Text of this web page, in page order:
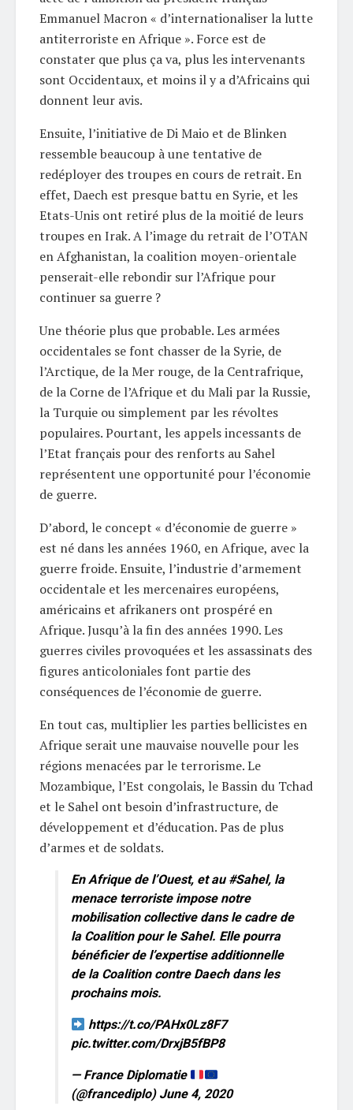
Emmanuel Macron « d’internationaliser la lutte
antiterroriste en Afrique ». Force est de
constater que plus ça va, plus les intervenants
sont Occidentaux, et moins il y a d’Africains qui
donnent leur avis.
Ensuite, l’initiative de Di Maio et de Blinken
ressemble beaucoup à une tentative de
redéployer des troupes en cours de retrait. En
effet, Daech est presque battu en Syrie, et les
Etats-Unis ont retiré plus de la moitié de leurs
troupes en Irak. A l’image du retrait de l’OTAN
en Afghanistan, la coalition moyen-orientale
penserait-elle rebondir sur l’Afrique pour
continuer sa guerre ?
Une théorie plus que probable. Les armées
occidentales se font chasser de la Syrie, de
l’Arctique, de la Mer rouge, de la Centrafrique,
de la Corne de l’Afrique et du Mali par la Russie,
la Turquie ou simplement par les révoltes
populaires. Pourtant, les appels incessants de
l’Etat français pour des renforts au Sahel
représentent une opportunité pour l’économie
de guerre.
D’abord, le concept « d’économie de guerre »
est né dans les années 1960, en Afrique, avec la
guerre froide. Ensuite, l’industrie d’armement
occidentale et les mercenaires européens,
américains et afrikaners ont prospéré en
Afrique. Jusqu’à la fin des années 1990. Les
guerres civiles provoquées et les assassinats des
figures anticoloniales font partie des
conséquences de l’économie de guerre.
En tout cas, multiplier les parties bellicistes en
Afrique serait une mauvaise nouvelle pour les
régions menacées par le terrorisme. Le
Mozambique, l’Est congolais, le Bassin du Tchad
et le Sahel ont besoin d’infrastructure, de
développement et d’éducation. Pas de plus
d’armes et de soldats.
En Afrique de l’Ouest, et au #Sahel, la
menace terroriste impose notre
mobilisation collective dans le cadre de
la Coalition pour le Sahel. Elle pourra
bénéficier de l’expertise additionnelle
de la Coalition contre Daech dans les
prochains mois.
https://t.co/PAHx0Lz8F7
pic.twitter.com/DrxjB5fBP8
— France Diplomatie
(@francediplo) June 4, 2020